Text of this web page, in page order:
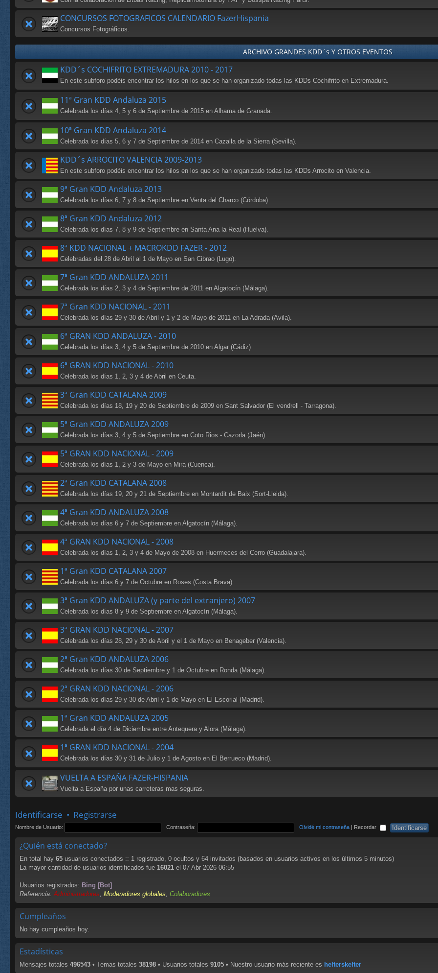
CONCURSOS FOTOGRAFICOS CALENDARIO FazerHispania
Concursos Fotográficos.
ARCHIVO GRANDES KDD´s Y OTROS EVENTOS
KDD´s COCHIFRITO EXTREMADURA 2010 - 2017
En este subforo podéis encontrar los hilos en los que se han organizado todas las KDDs Cochifrito en Extremadura.
11ª Gran KDD Andaluza 2015
Celebrada los días 4, 5 y 6 de Septiembre de 2015 en Alhama de Granada.
10ª Gran KDD Andaluza 2014
Celebrada los días 5, 6 y 7 de Septiembre de 2014 en Cazalla de la Sierra (Sevilla).
KDD´s ARROCITO VALENCIA 2009-2013
En este subforo podéis encontrar los hilos en los que se han organizado todas las KDDs Arrocito en Valencia.
9ª Gran KDD Andaluza 2013
Celebrada los días 6, 7 y 8 de Septiembre en Venta del Charco (Córdoba).
8ª Gran KDD Andaluza 2012
Celebrada los días 7, 8 y 9 de Septiembre en Santa Ana la Real (Huelva).
8ª KDD NACIONAL + MACROKDD FAZER - 2012
Celebradas del 28 de Abril al 1 de Mayo en San Cibrao (Lugo).
7ª Gran KDD ANDALUZA 2011
Celebrada los días 2, 3 y 4 de Septiembre de 2011 en Algatocín (Málaga).
7ª Gran KDD NACIONAL - 2011
Celebrada los días 29 y 30 de Abril y 1 y 2 de Mayo de 2011 en La Adrada (Avila).
6ª GRAN KDD ANDALUZA - 2010
Celebrada los días 3, 4 y 5 de Septiembre de 2010 en Algar (Cádiz)
6ª GRAN KDD NACIONAL - 2010
Celebrada los días 1, 2, 3 y 4 de Abril en Ceuta.
3ª Gran KDD CATALANA 2009
Celebrada los días 18, 19 y 20 de Septiembre de 2009 en Sant Salvador (El vendrell - Tarragona).
5ª Gran KDD ANDALUZA 2009
Celebrada los días 3, 4 y 5 de Septiembre en Coto Rios - Cazorla (Jaén)
5ª GRAN KDD NACIONAL - 2009
Celebrada los días 1, 2 y 3 de Mayo en Mira (Cuenca).
2ª Gran KDD CATALANA 2008
Celebrada los días 19, 20 y 21 de Septiembre en Montardit de Baix (Sort-Lleida).
4ª Gran KDD ANDALUZA 2008
Celebrada los días 6 y 7 de Septiembre en Algatocín (Málaga).
4ª GRAN KDD NACIONAL - 2008
Celebrada los días 1, 2, 3 y 4 de Mayo de 2008 en Huermeces del Cerro (Guadalajara).
1ª Gran KDD CATALANA 2007
Celebrada los días 6 y 7 de Octubre en Roses (Costa Brava)
3ª Gran KDD ANDALUZA (y parte del extranjero) 2007
Celebrada los días 8 y 9 de Septiembre en Algatocín (Málaga).
3ª GRAN KDD NACIONAL - 2007
Celebrada los días 28, 29 y 30 de Abril y el 1 de Mayo en Benageber (Valencia).
2ª Gran KDD ANDALUZA 2006
Celebrada los días 30 de Septiembre y 1 de Octubre en Ronda (Málaga).
2ª GRAN KDD NACIONAL - 2006
Celebrada los días 29 y 30 de Abril y 1 de Mayo en El Escorial (Madrid).
1ª Gran KDD ANDALUZA 2005
Celebrada el día 4 de Diciembre entre Antequera y Alora (Málaga).
1ª GRAN KDD NACIONAL - 2004
Celebrada los días 30 y 31 de Julio y 1 de Agosto en El Berrueco (Madrid).
VUELTA A ESPAÑA FAZER-HISPANIA
Vuelta a España por unas carreteras mas seguras.
Identificarse • Registrarse
Nombre de Usuario: Contraseña: Olvidé mi contraseña | Recordar
¿Quién está conectado?
En total hay 65 usuarios conectados :: 1 registrado, 0 ocultos y 64 invitados (basados en usuarios activos en los últimos 5 minutos)
La mayor cantidad de usuarios identificados fue 16021 el 07 Abr 2026 06:55
Usuarios registrados: Bing [Bot]
Referencia:Administradores, Moderadores globales, Colaboradores
Cumpleaños
No hay cumpleaños hoy.
Estadísticas
Mensajes totales 496543 • Temas totales 38198 • Usuarios totales 9105 • Nuestro usuario más reciente es helterskelter